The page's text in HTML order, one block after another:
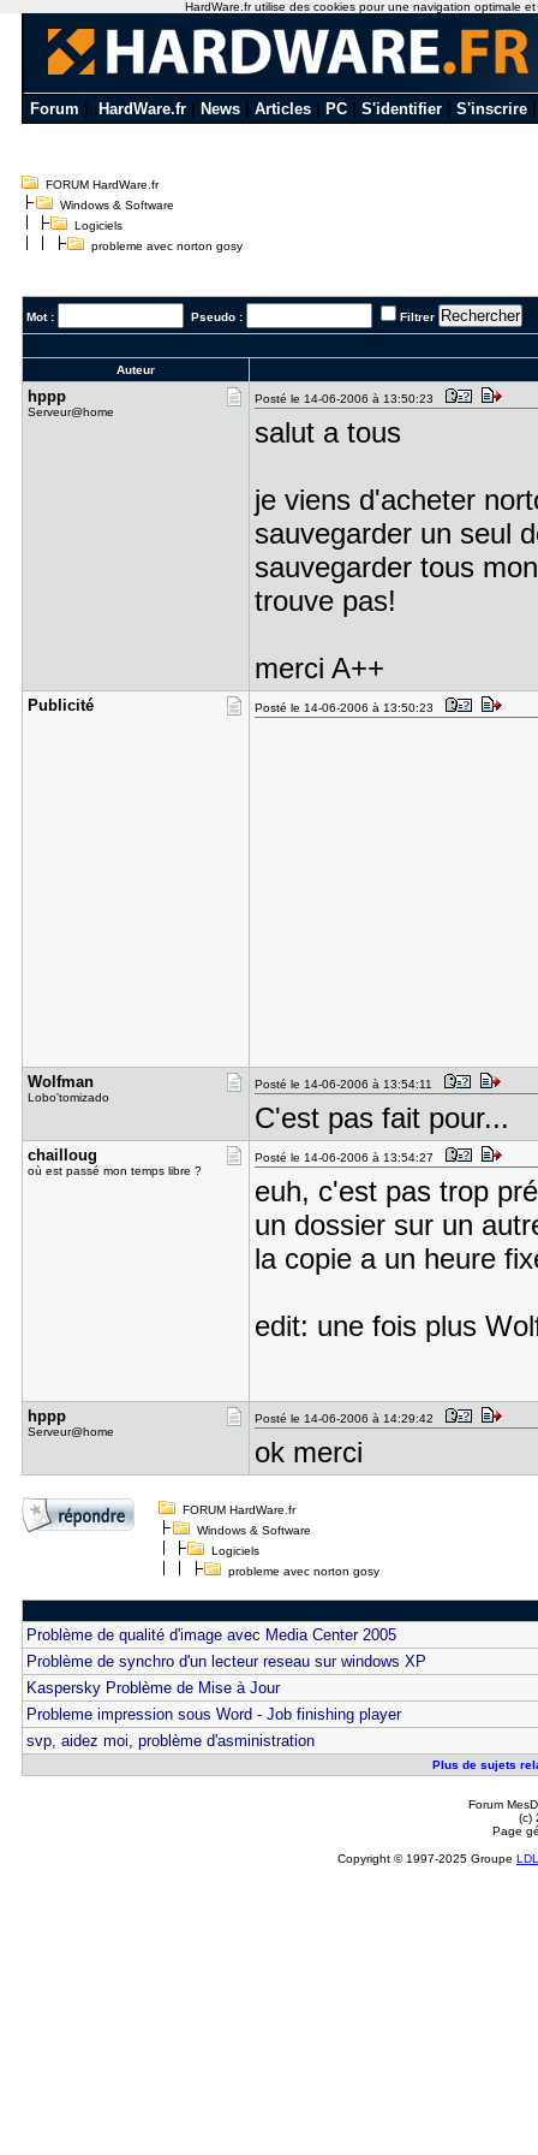
Forum HardWare.fr News Articles PC S'identifier S'inscrire
FORUM HardWare.fr
Windows & Software
Logiciels
probleme avec norton gosy
Mot : Pseudo : Filtrer
Auteur
hppp
Serveur@home
Posté le 14-06-2006 à 13:50:23
salut a tous
je viens d'acheter
sauvegarder un seul
sauvegarder tous
trouve pas!
merci A++
Publicité Posté le 14-06-2006 à 13:50:23
Wolfman
Lobo'tomizado
Posté le 14-06-2006 à 13:54:11
C'est pas fait pour...
chailloug
où est passé mon temps libre ?
Posté le 14-06-2006 à 13:54:27
euh, c'est pas trop
un dossier sur un
la copie a un heure
edit: une fois plus
hppp
Serveur@home
Posté le 14-06-2006 à 14:29:42
ok merci
FORUM HardWare.fr
Windows & Software
Logiciels
probleme avec norton gosy
Problème de qualité d'image avec Media Center 2005
Problème de synchro d'un lecteur reseau sur windows XP
Kaspersky Problème de Mise à Jour
Probleme impression sous Word - Job finishing player
svp, aidez moi, problème d'asministration
Plus de sujets
Forum
(c)
Page
Copyright © 1997-2025 Groupe
HardWare.fr utilise des cookies pour une navigation optimale